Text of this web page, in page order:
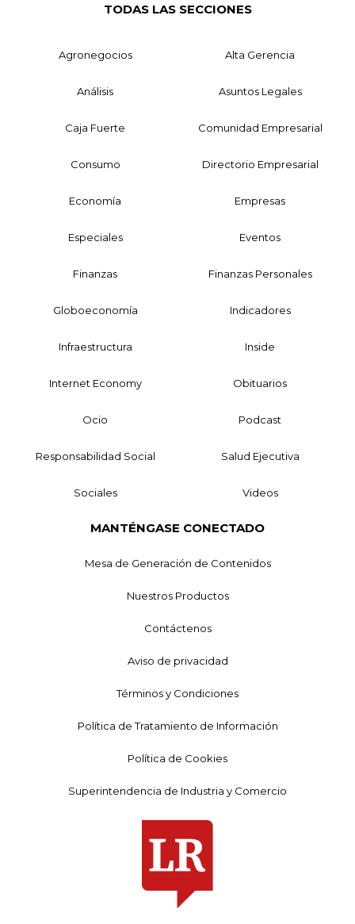
TODAS LAS SECCIONES
Agronegocios Alta Gerencia
Análisis Asuntos Legales
Caja Fuerte Comunidad Empresarial
Consumo Directorio Empresarial
Economía Empresas
Especiales Eventos
Finanzas Finanzas Personales
Globoeconomía Indicadores
Infraestructura Inside
Internet Economy Obituarios
Ocio Podcast
Responsabilidad Social Salud Ejecutiva
Sociales Videos
MANTÉNGASE CONECTADO
Mesa de Generación de Contenidos
Nuestros Productos
Contáctenos
Aviso de privacidad
Términos y Condiciones
Política de Tratamiento de Información
Política de Cookies
Superintendencia de Industria y Comercio